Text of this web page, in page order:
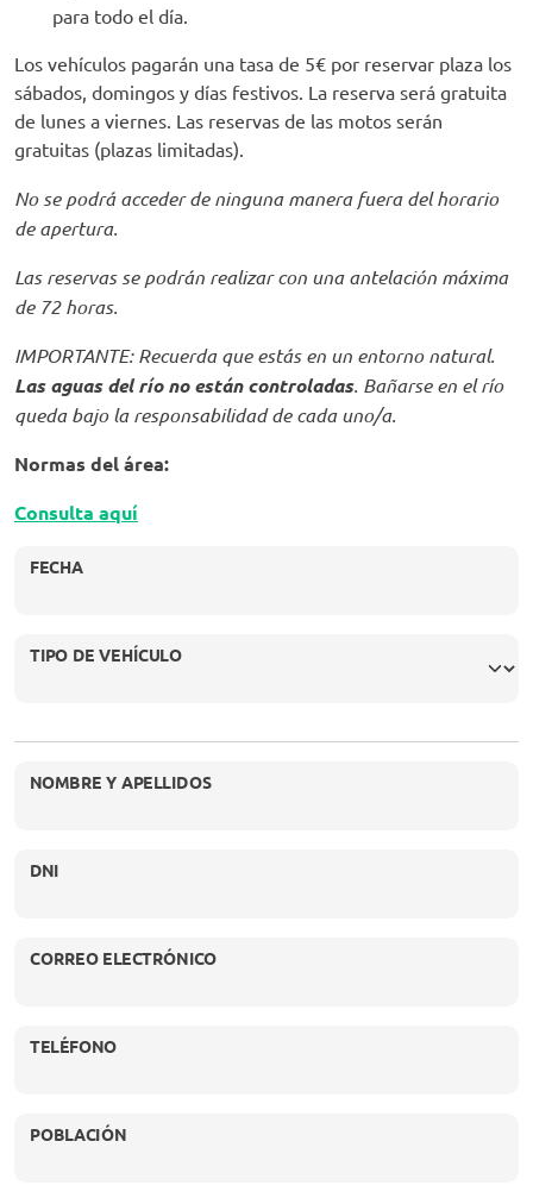
para todo el día.
Los vehículos pagarán una tasa de 5€ por reservar plaza los
sábados, domingos y días festivos. La reserva será gratuita
de lunes a viernes. Las reservas de las motos serán
gratuitas (plazas limitadas).
No se podrá acceder de ninguna manera fuera del horario
de apertura.
Las reservas se podrán realizar con una antelación máxima
de 72 horas.
IMPORTANTE: Recuerda que estás en un entorno natural.
Las aguas del río no están controladas. Bañarse en el río
queda bajo la responsabilidad de cada uno/a.
Normas del área:
Consulta aquí
FECHA
TIPO DE VEHÍCULO
NOMBRE Y APELLIDOS
DNI
CORREO ELECTRÓNICO
TELÉFONO
POBLACIÓN